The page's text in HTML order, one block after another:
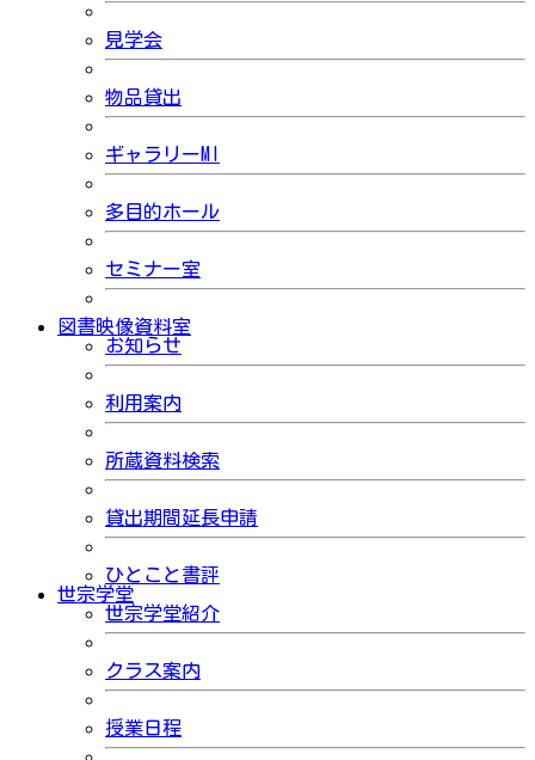
見学会
物品貸出
ギャラリーMI
多目的ホール
セミナー室
図書映像資料室
お知らせ
利用案内
所蔵資料検索
貸出期間延長申請
ひとこと書評
世宗学堂
世宗学堂紹介
クラス案内
授業日程